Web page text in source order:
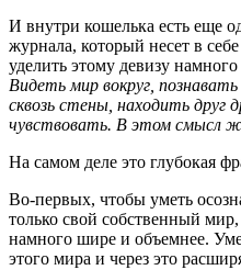
И внутри кошелька есть еще
журнала, который несет в
уделить этому девизу
Видеть мир вокруг,
сквозь стены, находить друг
чувствовать. В этом смысл
На самом деле это глубокая
Во-первых, чтобы уметь
только свой собственный
намного шире и объемнее.
этого мира и через это